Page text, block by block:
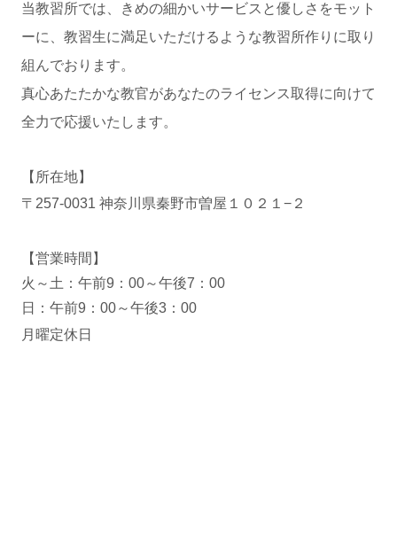
業者様登録はこちら
当教習所では、きめの細かいサービスと優しさをモット
ーに、 教習生に満足いただけるような教習所作りに取り
組んでおります。
真心あたたかな教官があなたのライセンス取得に向けて
全力で応援いたします。
【所在地】
〒257-0031 神奈川県秦野市曽屋１０２１−２
【営業時間】
火～土：午前9：00～午後7：00
日：午前9：00～午後3：00
月曜定休日